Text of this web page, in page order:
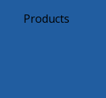
Products